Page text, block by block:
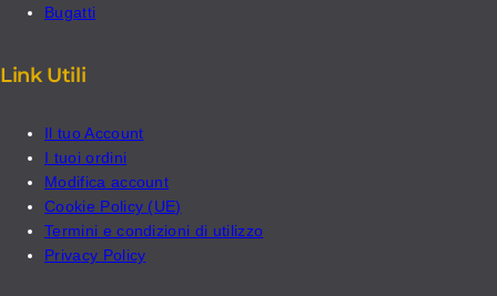
Bugatti
Link Utili
Il tuo Account
I tuoi ordini
Modifica account
Cookie Policy (UE)
Termini e condizioni di utilizzo
Privacy Policy